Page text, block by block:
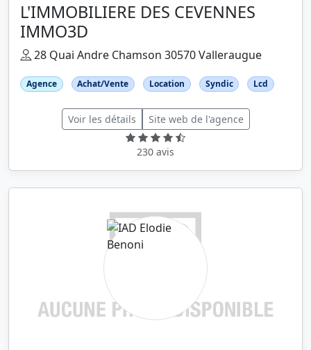
L'IMMOBILIERE DES CEVENNES
IMMO3D
28 Quai Andre Chamson 30570 Valleraugue
Agence Achat/Vente Location Syndic Lcd
Voir les détails Site web de l'agence
230 avis